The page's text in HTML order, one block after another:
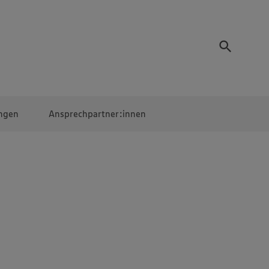
Ansprechpartner:innen